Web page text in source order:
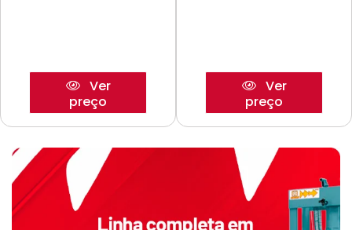
Ver
preço
Ver
preço